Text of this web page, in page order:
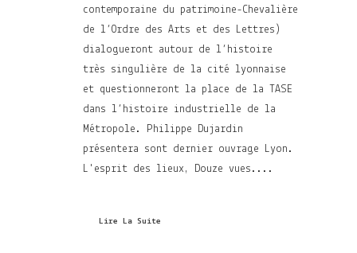
contemporaine du patrimoine-Chevalière
de l’Ordre des Arts et des Lettres)
dialogueront autour de l’histoire
très singulière de la cité lyonnaise
et questionneront la place de la TASE
dans l’histoire industrielle de la
Métropole. Philippe Dujardin
présentera sont dernier ouvrage Lyon.
L'esprit des lieux, Douze vues....
Lire La Suite